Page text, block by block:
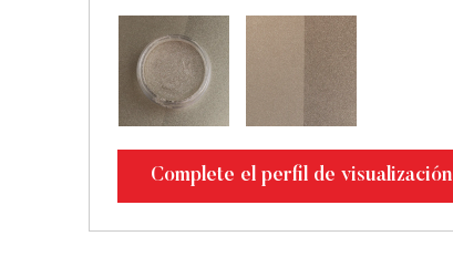
Complete el perfil de visualización